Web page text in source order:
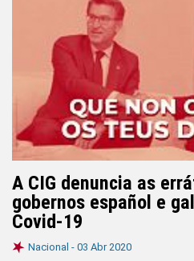
A CIG denuncia as
gobernos español e
Covid-19
Nacional - 03 Abr 2020